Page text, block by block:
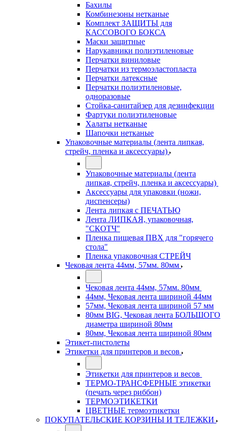
Бахилы
Комбинезоны нетканые
Комплект ЗАЩИТЫ для
КАССОВОГО БОКСА
Маски защитные
Нарукавники полиэтиленовые
Перчатки виниловые
Перчатки из термоэластопласта
Перчатки латексные
Перчатки полиэтиленовые,
одноразовые
Стойка-санитайзер для дезинфекции
Фартуки полиэтиленовые
Халаты нетканые
Шапочки нетканые
Упаковочные материалы (лента липкая,
стрейч, пленка и аксессуары)
Упаковочные материалы (лента
липкая, стрейч, пленка и аксессуары)
Аксессуары для упаковки (ножи,
диспенсеры)
Лента липкая с ПЕЧАТЬЮ
Лента ЛИПКАЯ, упаковочная,
"СКОТЧ"
Пленка пищевая ПВХ для "горячего
стола"
Пленка упаковочная СТРЕЙЧ
Чековая лента 44мм, 57мм. 80мм
Чековая лента 44мм, 57мм. 80мм
44мм, Чековая лента шириной 44мм
57мм, Чековая лента шириной 57 мм
80мм BIG, Чековая лента БОЛЬШОГО
диаметра шириной 80мм
80мм, Чековая лента шириной 80мм
Этикет-пистолеты
Этикетки для принтеров и весов
Этикетки для принтеров и весов
ТЕРМО-ТРАНСФЕРНЫЕ этикетки
(печать через риббон)
ТЕРМОЭТИКЕТКИ
ЦВЕТНЫЕ термоэтикетки
ПОКУПАТЕЛЬСКИЕ КОРЗИНЫ И ТЕЛЕЖКИ